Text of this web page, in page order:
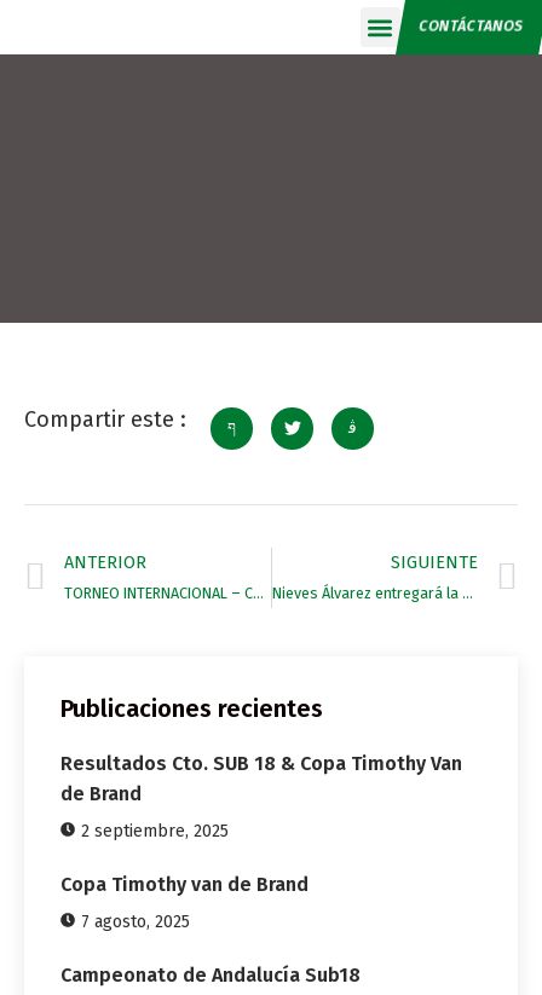
CONTÁCTANOS
Compartir este :
ANTERIOR
TORNEO INTERNACIONAL – COPA DE PLATA
SIGUIENTE
Nieves Álvarez entregará la Copa de Plata Maserati
Publicaciones recientes
Resultados Cto. SUB 18 & Copa Timothy Van
de Brand
2 septiembre, 2025
Copa Timothy van de Brand
7 agosto, 2025
Campeonato de Andalucía Sub18